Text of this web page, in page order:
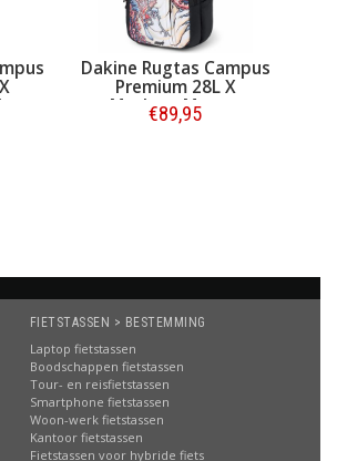
Dakine Rugtas Campus
Premium 28L X
Mayhem Marron
€89,95
FIETSTASSEN > BESTEMMING
Laptop fietstassen
Boodschappen fietstassen
Tour- en reisfietstassen
Smartphone fietstassen
Woon-werk fietstassen
Kantoor fietstassen
Fietstassen voor hybride fiets